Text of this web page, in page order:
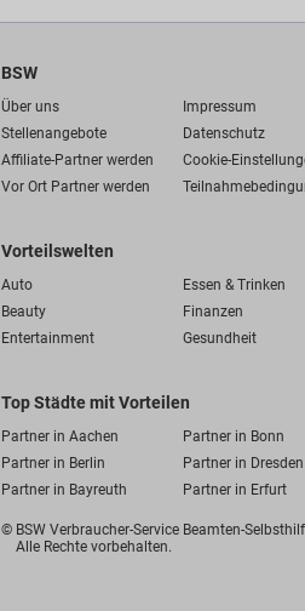
BSW
Über uns
Impressum
Stellenangebote
Datenschutz
Affiliate-Partner werden
Cookie-
Vor Ort Partner werden
Vorteilswelten
Auto Essen & Trinken
Beauty
Finanzen
Entertainment
Gesundheit
Top Städte mit Vorteilen
Partner in Aachen Partner in Bonn
Partner in Berlin
Partner in Dresden
Partner in Bayreuth
Partner in Erfurt
© BSW Verbraucher-Service Beamten-
Alle Rechte vorbehalten.